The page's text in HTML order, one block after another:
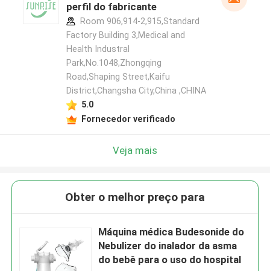
perfil do fabricante
Room 906,914-2,915,Standard
Factory Building 3,Medical and
Health Industral
Park,No.1048,Zhongqing
Road,Shaping Street,Kaifu
District,Changsha City,China ,CHINA
5.0
Fornecedor verificado
Veja mais
Obter o melhor preço para
Máquina médica Budesonide do
Nebulizer do inalador da asma
do bebê para o uso do hospital